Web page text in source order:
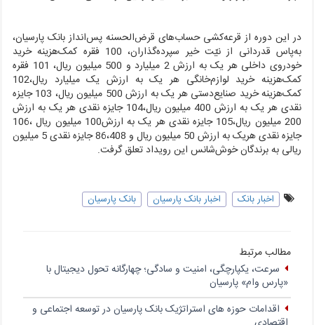
در این دوره از قرعه‌کشی حساب‌های قرض‌الحسنه پس‌انداز بانک پارسیان،
به‌پاس قدردانی از نیّت خیر سپرده‌گذاران، 100 فقره کمک‌هزینه خرید
خودروی داخلی هر یک به ارزش 2 میلیارد و 500 میلیون ریال، 101 فقره
کمک‌هزینه خرید لوازم‌خانگی هر یک به ارزش یک میلیارد ریال،102
کمک‌هزینه خرید صنایع‌دستی هر یک به ارزش 500 میلیون ریال، 103 جایزه
نقدی هر یک به ارزش 400 میلیون ریال،104 جایزه نقدی هر یک به ارزش
200 میلیون ریال،105 جایزه نقدی هر یک به ارزش100 میلیون ریال ،106
جایزه نقدی هریک به ارزش 50 میلیون ریال و 86،408 جایزه نقدی 5 میلیون
ریالی به برندگان خوش‌شانس این رویداد تعلق گرفت.
اخبار بانک اخبار بانک پارسیان بانک پارسیان
مطالب مرتبط
سرعت، یکپارچگی، امنیت و سادگی؛ چهار‌گانه تحول دیجیتال با
«پارس وام» پارسیان
اقدامات حوزه های استراتژیک بانک پارسیان در توسعه اجتماعی و